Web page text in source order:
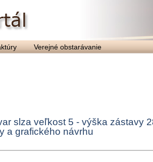
Verejné obstarávanie
slza veľkost 5 - výška zástavy
a grafického návrhu